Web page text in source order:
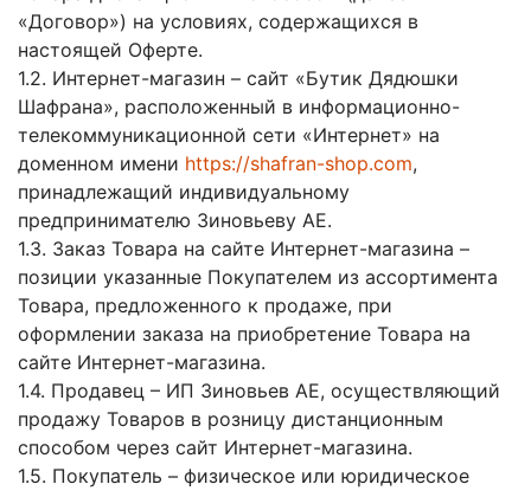
«Договор») на условиях, содержащихся в
настоящей Оферте.
1.2. Интернет-магазин – сайт «Бутик Дядюшки
Шафрана», расположенный в информационно-
телекоммуникационной сети «Интернет» на
доменном имени https://shafran-shop.com,
принадлежащий индивидуальному
предпринимателю Зиновьеву АЕ.
1.3. Заказ Товара на сайте Интернет-магазина –
позиции указанные Покупателем из ассортимента
Товара, предложенного к продаже, при
оформлении заказа на приобретение Товара на
сайте Интернет-магазина.
1.4. Продавец – ИП Зиновьев АЕ, осуществляющий
продажу Товаров в розницу дистанционным
способом через сайт Интернет-магазина.
1.5. Покупатель – физическое или юридическое